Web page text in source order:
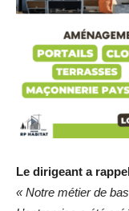
Le dirigeant a
« Notre métier de